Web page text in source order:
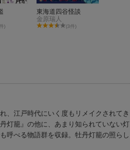
)
東海道四谷怪談
金原瑞人
(3件)
、江戸時代にいく度もリメイクされてき
灯籠』の他に、あまり知られていない灯
呼べる物語群を収録。牡丹灯籠の照らし